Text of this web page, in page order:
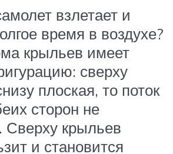
взлетает и
время в воздухе?
крыльев имеет
сверху
плоская, то поток
сторон не
Сверху крыльев
и становится